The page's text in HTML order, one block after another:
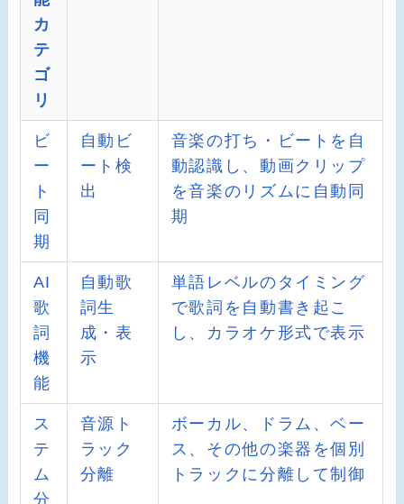
カ
テ
ゴ
リ
ビ
ー
ト
同
期
自動ビ
ート検
出
音楽の打ち・ビートを自
動認識し、動画クリップ
を音楽のリズムに自動同
期
AI
歌
詞
機
能
自動歌
詞生
成・表
示
単語レベルのタイミング
で歌詞を自動書き起こ
し、カラオケ形式で表示
ス
テ
ム
分
音源ト
ラック
分離
ボーカル、ドラム、ベー
ス、その他の楽器を個別
トラックに分離して制御